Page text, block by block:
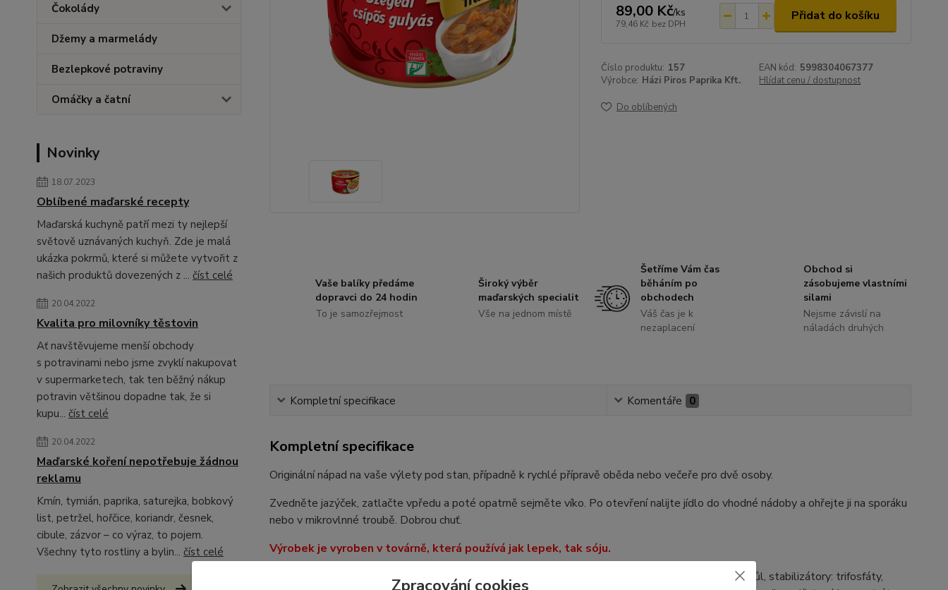
Čokolády
Džemy a marmelády
Bezlepkové potraviny
Omáčky a čatní
Novinky
18.07.2023
Oblíbené maďarské recepty
Maďarská kuchyně patří mezi ty nejlepší
světově uznávaných kuchyň. Zde je malá
ukázka pokrmů, které si můžete vytvořit z
našich produktů dovezených z ... číst celé
20.04.2022
Kvalita pro milovníky těstovin
Ať navštěvujeme menší obchody
s potravinami nebo jsme zvyklí nakupovat
v supermarketech, tak ten běžný nákup
potravin většinou dopadne tak, že si
kupu... číst celé
20.04.2022
Maďarské koření nepotřebuje žádnou
reklamu
Kmín, tymián, paprika, saturejka, bobkový
list, petržel, hořčice, koriandr, česnek,
cibule, zázvor – co výraz, to pojem.
Všechny tyto rostliny a bylin... číst celé
89,00 Kč/ks
79,46 Kč bez DPH
Přidat do košíku
Číslo produktu: 157 EAN kód: 5998304067377
Výrobce: Házi Piros Paprika Kft. Hlídat cenu / dostupnost
Do oblíbených
Vaše balíky předáme
dopravci do 24 hodin
To je samozřejmost
Široký výběr
maďarských specialit
Vše na jednom místě
Šetříme Vám čas
běháním po
obchodech
Váš čas je k
nezaplacení
Obchod si
zásobujeme vlastními
silami
Nejsme závislí na
náladách druhých
Kompletní specifikace Komentáře 0
Kompletní specifikace
Originální nápad na vaše výlety pod stan, případně k rychlé přípravě oběda nebo večeře pro dvě osoby.
Zvedněte jazýček, zatlačte vpředu a poté opatrně sejměte víko. Po otevření nalijte jídlo do vhodné nádoby a ohřejte ji na sporáku
nebo v mikrovlnné troubě. Dobrou chuť.
Výrobek je vyroben v továrně, která používá jak lepek, tak sóju.
Složení: pitná voda, marinované vepřové maso 16 % (vepřové maso 64 %, pitná voda, kuchyňská sůl, stabilizátory: trifosfáty,
Zpracování cookies